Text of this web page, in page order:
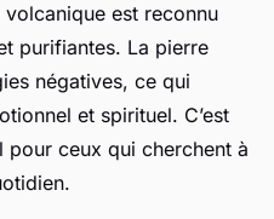
est reconnu
purifiantes. La pierre
négatives, ce qui
et spirituel. C’est
ceux qui cherchent à